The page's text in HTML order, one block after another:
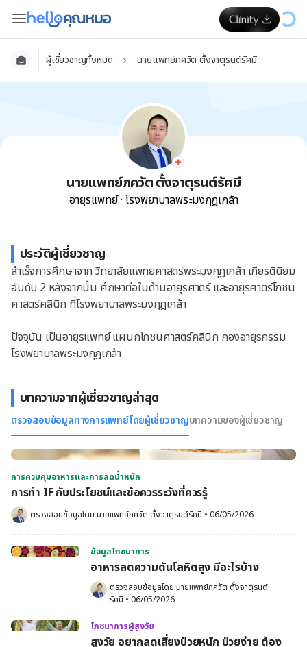
ผู้เชี่ยวชาญทั้งหมด นายแพทย์ภควัต ตั้งจาตุรนต์รัศมี
นายแพทย์ภควัต ตั้งจาตุรนต์รัศมี
อายุรแพทย์· โรงพยาบาลพระมงกุฎเกล้า
ประวัติผู้เชี่ยวชาญ
สำเร็จการศึกษาจาก วิทยาลัยแพทยศาสตร์พระมงกุฎเกล้า เกียรตินิยม
อันดับ 2 หลังจากนั้น ศึกษาต่อในด้านอายุรศาตร์ และอายุรศาตร์โภชน
ศาสตร์คลินิก ที่โรงพยาบาลพระมงกุฎเกล้า
ปัจจุบัน เป็นอายุรแพทย์ แผนกโภชนศาสตร์คลินิก กองอายุรกรรม
โรงพยาบาลพระมงกุฎเกล้า
บทความจากผู้เชี่ยวชาญล่าสุด
ตรวจสอบข้อมูลทางการแพทย์โดยผู้เชี่ยวชาญบทความของผู้เชี่ยวชาญ
การควบคุมอาหารและการลดน้ำหนัก
การทํา IF กับประโยชน์และข้อควรระวังที่ควรรู้
ตรวจสอบข้อมูลโดย นายแพทย์ภควัต ตั้งจาตุรนต์รัศมี • 06/05/2026
ข้อมูลโภชนาการ
อาหารลดความดันโลหิตสูง มีอะไรบ้าง
ตรวจสอบข้อมูลโดย นายแพทย์ภควัต ตั้งจาตุรนต์
รัศมี • 06/05/2026
โภชนาการผู้สูงวัย
สูงวัย อยากลดเสี่ยงป่วยหนัก ป่วยง่าย ต้อง